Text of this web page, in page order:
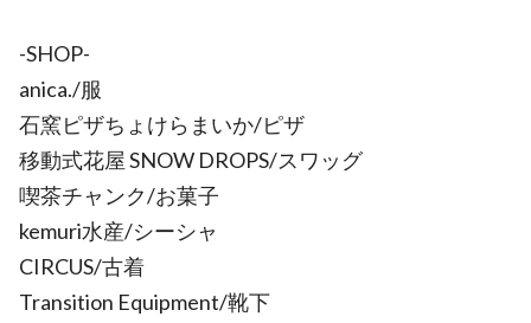
-SHOP-
anica./服
石窯ピザちょけらまいか/ピザ
移動式花屋 SNOW DROPS/スワッグ
喫茶チャンク/お菓子
kemuri水産/シーシャ
CIRCUS/古着
Transition Equipment/靴下